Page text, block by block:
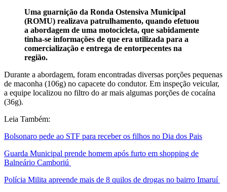
Uma guarnição da Ronda Ostensiva Municipal
(ROMU) realizava patrulhamento, quando efetuou
a abordagem de uma motocicleta, que sabidamente
tinha-se informações de que era utilizada para a
comercialização e entrega de entorpecentes na
região.
Durante a abordagem, foram encontradas diversas porções pequenas
de maconha (106g) no capacete do condutor. Em inspeção veicular,
a equipe localizou no filtro do ar mais algumas porções de cocaína
(36g).
Leia Também:
Bolsonaro pede ao STF para receber os filhos no Dia dos Pais
Guarda Municipal prende homem após furto em shopping de
Balneário Camboriú
Polícia Milita apreende mais de 8 quilos de drogas no bairro Imaruí